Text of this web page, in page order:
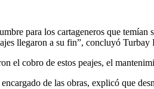
para los cartageneros que
llegaron a su fin”, concluyó Turbay
el cobro de estos peajes, el
de las obras, explicó que